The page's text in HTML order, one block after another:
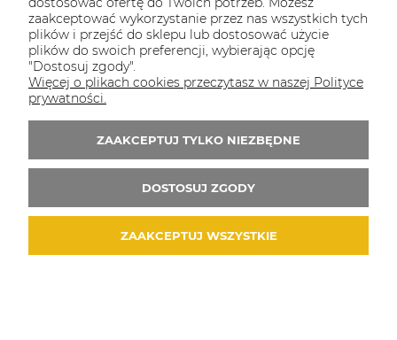
zaakceptować wykorzystanie przez nas wszystkich tych
plików i przejść do sklepu lub dostosować użycie
plików do swoich preferencji, wybierając opcję
"Dostosuj zgody".
Więcej o plikach cookies przeczytasz w naszej Polityce
prywatności.
ZAAKCEPTUJ TYLKO NIEZBĘDNE
DOSTOSUJ ZGODY
ZAAKCEPTUJ WSZYSTKIE